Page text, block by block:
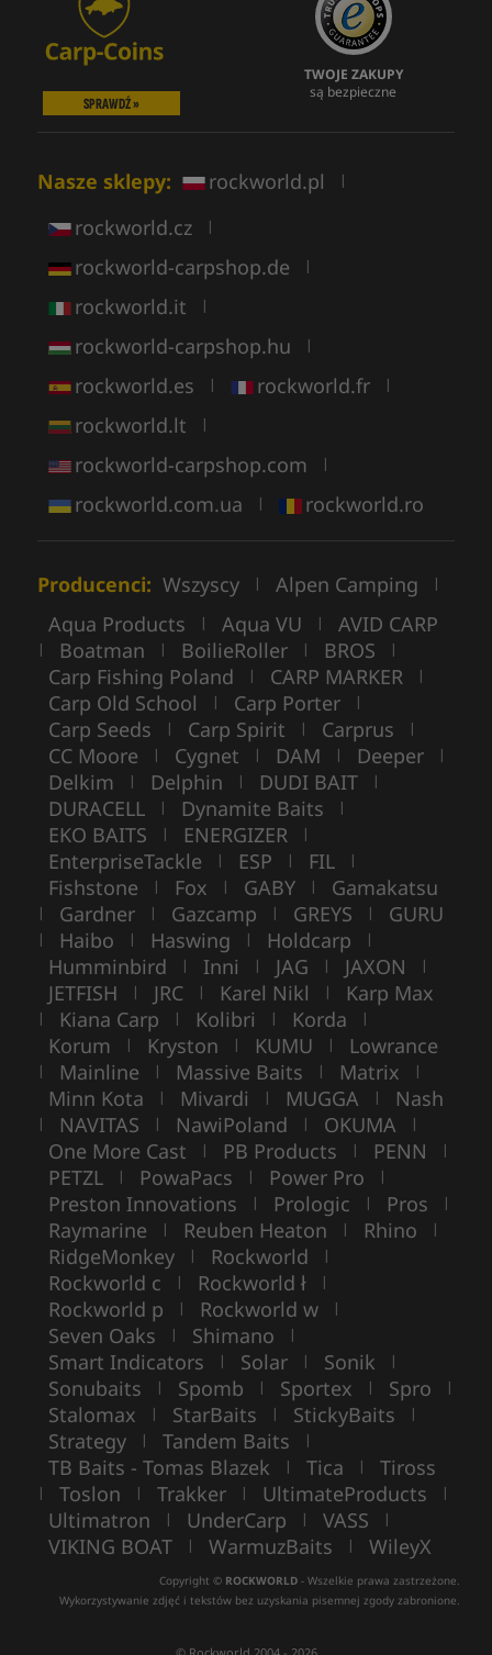
SPRAWDŹ »
TWOJE ZAKUPY
są bezpieczne
Nasze sklepy: rockworld.pl |
rockworld.cz |
rockworld-carpshop.de |
rockworld.it |
rockworld-carpshop.hu |
rockworld.es | rockworld.fr |
rockworld.lt |
rockworld-carpshop.com |
rockworld.com.ua | rockworld.ro
Producenci: Wszyscy | Alpen Camping |
Aqua Products | Aqua VU | AVID CARP
| Boatman | BoilieRoller | BROS |
Carp Fishing Poland | CARP MARKER |
Carp Old School | Carp Porter |
Carp Seeds | Carp Spirit | Carprus |
CC Moore | Cygnet | DAM | Deeper |
Delkim | Delphin | DUDI BAIT |
DURACELL | Dynamite Baits |
EKO BAITS | ENERGIZER |
EnterpriseTackle | ESP | FIL |
Fishstone | Fox | GABY | Gamakatsu
| Gardner | Gazcamp | GREYS | GURU
| Haibo | Haswing | Holdcarp |
Humminbird | Inni | JAG | JAXON |
JETFISH | JRC | Karel Nikl | Karp Max
| Kiana Carp | Kolibri | Korda |
Korum | Kryston | KUMU | Lowrance
| Mainline | Massive Baits | Matrix |
Minn Kota | Mivardi | MUGGA | Nash
| NAVITAS | NawiPoland | OKUMA |
One More Cast | PB Products | PENN |
PETZL | PowaPacs | Power Pro |
Preston Innovations | Prologic | Pros |
Raymarine | Reuben Heaton | Rhino |
RidgeMonkey | Rockworld |
Rockworld c | Rockworld ł |
Rockworld p | Rockworld w |
Seven Oaks | Shimano |
Smart Indicators | Solar | Sonik |
Sonubaits | Spomb | Sportex | Spro |
Stalomax | StarBaits | StickyBaits |
Strategy | Tandem Baits |
TB Baits - Tomas Blazek | Tica | Tiross
| Toslon | Trakker | UltimateProducts |
Ultimatron | UnderCarp | VASS |
VIKING BOAT | WarmuzBaits | WileyX
Copyright © ROCKWORLD - Wszelkie prawa zastrzeżone.
Wykorzystywanie zdjęć i tekstów bez uzyskania pisemnej zgody zabronione.